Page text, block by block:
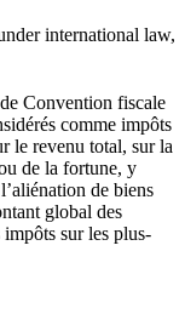
international law,
Convention fiscale
comme impôts
le revenu total, sur la
de la fortune, y
de biens
global des
impôts sur les plus-